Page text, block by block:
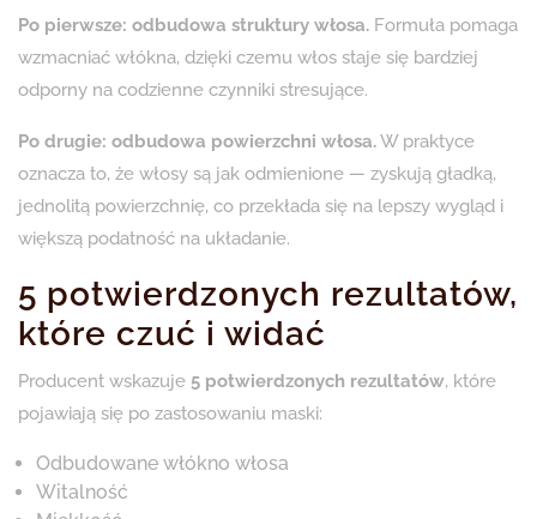
Po pierwsze: odbudowa struktury włosa. Formuła pomaga
wzmacniać włókna, dzięki czemu włos staje się bardziej
odporny na codzienne czynniki stresujące.
Po drugie: odbudowa powierzchni włosa.W praktyce
oznacza to, że włosy są jak odmienione — zyskują gładką,
jednolitą powierzchnię, co przekłada się na lepszy wygląd i
większą podatność na układanie.
5 potwierdzonych rezultatów,
które czuć i widać
Producent wskazuje 5 potwierdzonych rezultatów, które
pojawiają się po zastosowaniu maski:
Odbudowane włókno włosa
Witalność